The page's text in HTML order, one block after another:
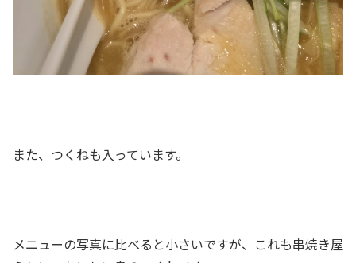
また、つくねも入っています。
メニューの写真に比べると小さいですが、これも串焼き屋